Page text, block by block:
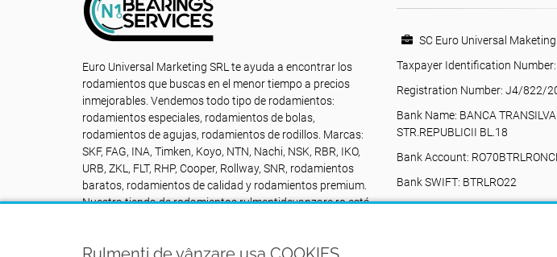
Euro Universal Marketing SRL te ayuda a encontrar los
rodamientos que buscas en el menor tiempo a precios
inmejorables. Vendemos todo tipo de rodamientos:
rodamientos especiales, rodamientos de bolas,
rodamientos de agujas, rodamientos de rodillos. Marcas:
SKF, FAG, INA, Timken, Koyo, NTN, Nachi, NSK, RBR, IKO,
URB, ZKL, FLT, RHP, Cooper, Rollway, SNR, rodamientos
baratos, rodamientos de calidad y rodamientos premium.
Nuestra tienda de rodamientos rulmentidevanzare.ro está
SC Euro Universal Maketing
Taxpayer Identification
Registration Number: J4/822/
Bank Name: BANCA
STR.REPUBLICII BL.18
Bank Account:
Bank SWIFT: BTRLRO22
Valea Poienii, 17,